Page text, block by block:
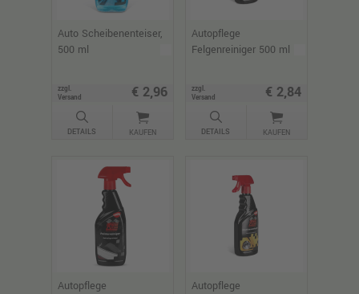
Auto Scheibenenteiser,
500 ml
zzgl.
Versand
€ 2,96
DETAILS KAUFEN
Autopflege
Felgenreiniger 500 ml
zzgl.
Versand
€ 2,84
DETAILS KAUFEN
Autopflege
Autopflege